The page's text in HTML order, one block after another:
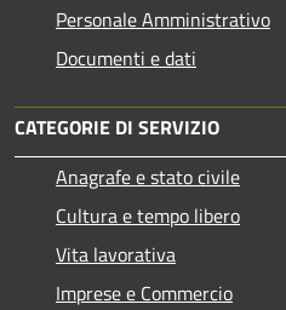
Personale Amministrativo
Documenti e dati
CATEGORIE DI SERVIZIO
Anagrafe e stato civile
Cultura e tempo libero
Vita lavorativa
Imprese e Commercio